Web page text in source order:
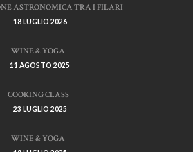
ASTRONOMICA TRA I FILARI
18 LUGLIO 2026
WINE & YOGA
11 AGOSTO 2025
COOKING CLASS
23 LUGLIO 2025
WINE & YOGA